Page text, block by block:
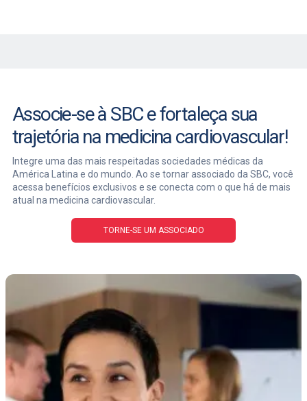
Associe-se à SBC e fortaleça sua
trajetória na medicina cardiovascular!
Integre uma das mais respeitadas sociedades médicas da
América Latina e do mundo. Ao se tornar associado da SBC, você
acessa benefícios exclusivos e se conecta com o que há de mais
atual na medicina cardiovascular.
TORNE-SE UM ASSOCIADO